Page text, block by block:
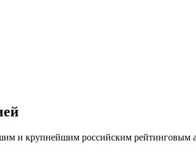
и крупнейшим российским рейтинговым